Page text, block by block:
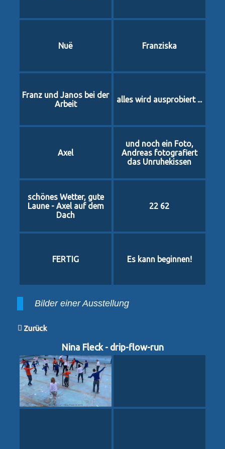
Nuë Franziska
Franz und Janos bei der
Arbeit
alles wird ausprobiert ...
Axel
und noch ein Foto,
Andreas fotografiert
das Unruhekissen
schönes Wetter, gute
Laune - Axel auf dem
Dach
22 62
FERTIG Es kann beginnen!
Bilder einer Ausstellung
Zurück
Nina Fleck - drip-flow-run